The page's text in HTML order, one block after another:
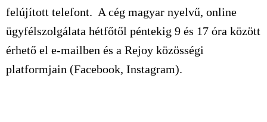
felújított telefont. A cég magyar nyelvű, online
ügyfélszolgálata hétfőtől péntekig 9 és 17 óra között
érhető el e-mailben és a Rejoy közösségi
platformjain (Facebook, Instagram).